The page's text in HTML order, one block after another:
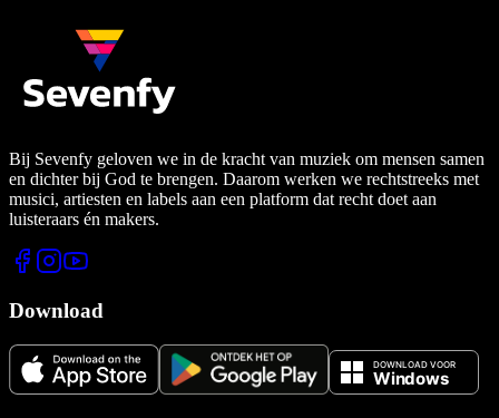
Bij Sevenfy geloven we in de kracht van muziek om mensen samen
en dichter bij God te brengen. Daarom werken we rechtstreeks met
musici, artiesten en labels aan een platform dat recht doet aan
luisteraars én makers.
Download